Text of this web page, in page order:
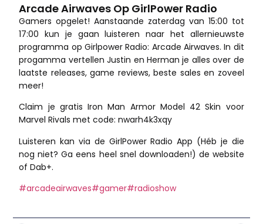
Arcade Airwaves Op GirlPower Radio
Gamers opgelet! Aanstaande zaterdag van 15:00 tot
17:00 kun je gaan luisteren naar het allernieuwste
programma op Girlpower Radio: Arcade Airwaves. In dit
progamma vertellen Justin en Herman je alles over de
laatste releases, game reviews, beste sales en zoveel
meer!
Claim je gratis Iron Man Armor Model 42 Skin voor
Marvel Rivals met code: nwarh4k3xqy
Luisteren kan via de GirlPower Radio App (Héb je die
nog niet? Ga eens heel snel downloaden!) de website
of Dab+.
#arcadeairwaves#gamer#radioshow